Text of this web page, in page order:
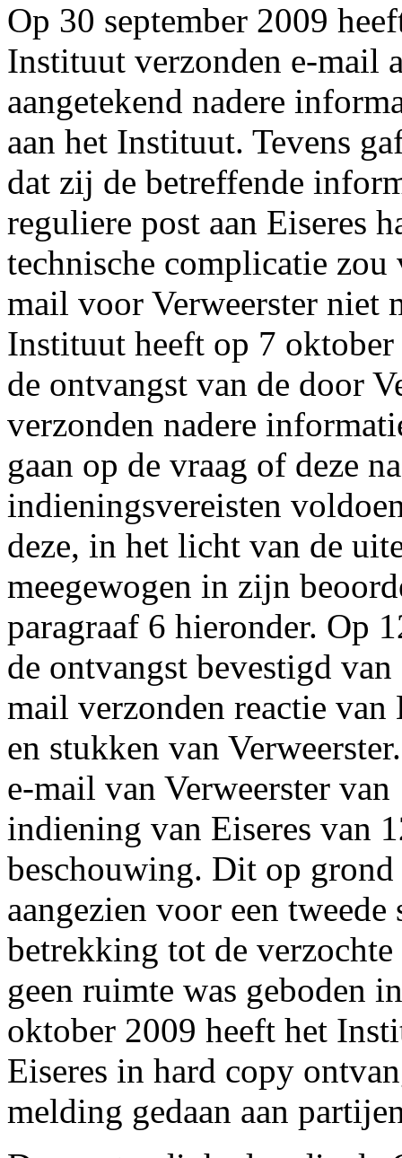
Op 30 september 2009
Instituut verzonden e-mail
aangetekend nadere
aan het Instituut. Tevens
dat zij de betreffende
reguliere post aan Eiseres
technische complicatie
mail voor Verweerster niet
Instituut heeft op 7
de ontvangst van de door
verzonden nadere
gaan op de vraag of deze
indieningsvereisten
deze, in het licht van de
meegewogen in zijn
paragraaf 6 hieronder. Op
de ontvangst bevestigd
mail verzonden reactie van
en stukken van
e-mail van Verweerster
indiening van Eiseres van
beschouwing. Dit op
aangezien voor een
betrekking tot de
geen ruimte was geboden
oktober 2009 heeft het
Eiseres in hard copy
melding gedaan aan